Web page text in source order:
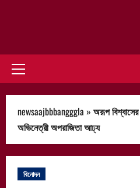
Primary
newsaajbbbangggla » অরূপ বিশ্বাসের
অভিনেত্রী অপরাজিতা আঢ্য
বিনোদন